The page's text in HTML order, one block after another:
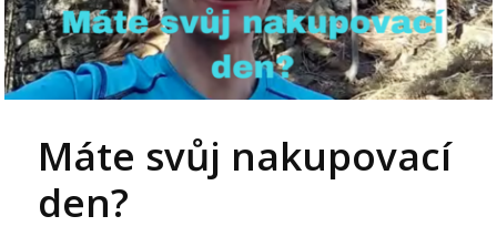
Máte svůj nakupovací
den?